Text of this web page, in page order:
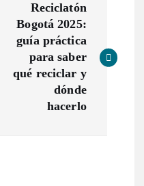
Reciclatón
Bogotá 2025:
guía práctica
para saber
qué reciclar y
dónde
hacerlo